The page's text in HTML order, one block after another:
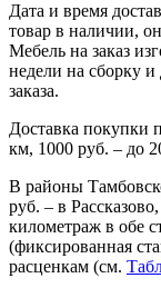
Дата и время
товар в наличии,
Мебель на заказ
недели на сборку
заказа.
Доставка покупки
км, 1000 руб. – до
В районы
руб. – в
километраж в обе
(фиксированная
расценкам (см.